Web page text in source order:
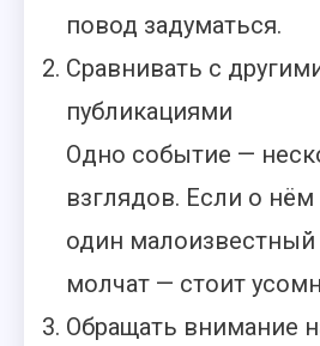
повод задуматься.
Сравнивать с
публикациями
Одно событие —
взглядов. Если о
один малоизвестный
молчат — стоит
Обращать внимание